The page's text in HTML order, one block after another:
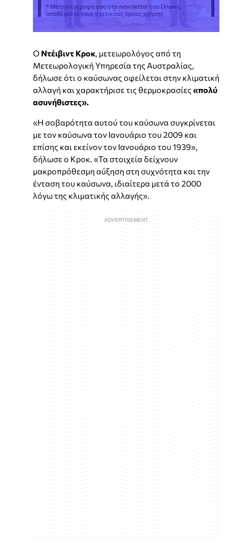
* Με την εγγραφή σας στο newsletter του Dnews,
αποδέχεστε τους σχετικούς όρους χρήσης
Ο Ντέιβιντ Κροκ, μετεωρολόγος από τη
Μετεωρολογική Υπηρεσία της Αυστραλίας,
δήλωσε ότι ο καύσωνας οφείλεται στην κλιματική
αλλαγή και χαρακτήρισε τις θερμοκρασίες «πολύ
ασυνήθιστες».
«Η σοβαρότητα αυτού του καύσωνα συγκρίνεται
με τον καύσωνα τον Ιανουάριο του 2009 και
επίσης και εκείνον τον Ιανουάριο του 1939»,
δήλωσε ο Κροκ. «Τα στοιχεία δείχνουν
μακροπρόθεσμη αύξηση στη συχνότητα και την
ένταση του καύσωνα, ιδιαίτερα μετά το 2000
λόγω της κλιματικής αλλαγής».